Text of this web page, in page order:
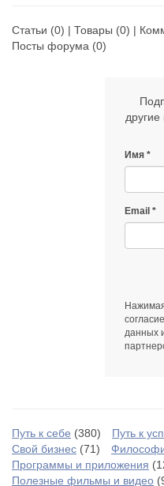
Статьи (0) | Товары (0) |
Посты форума (0)
Имя
Email
данных
Путь к себе (380) Путь к
Свой бизнес (71)
Программы и приложения
Полезные фильмы и видео